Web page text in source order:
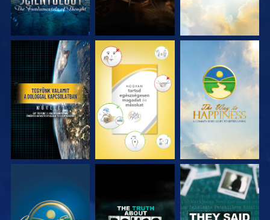
MŰSORNÉZÉS MŰSORNÉZÉS MŰSORNÉZÉS
MŰSORNÉZÉS MŰSORNÉZÉS MŰSORNÉZÉS